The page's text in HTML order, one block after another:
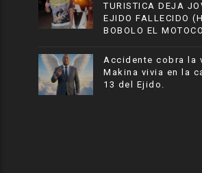
TURISTICA DEJA
EJIDO FALLECIDO
BOBOLO EL
Accidente cobra la
Makina vivia en la
13 del Ejido.